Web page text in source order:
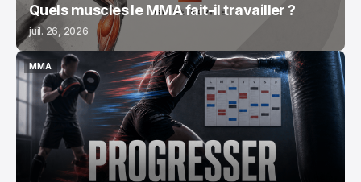
Quels muscles le MMA fait-il travailler ?
juil. 26, 2026
MMA
MMA